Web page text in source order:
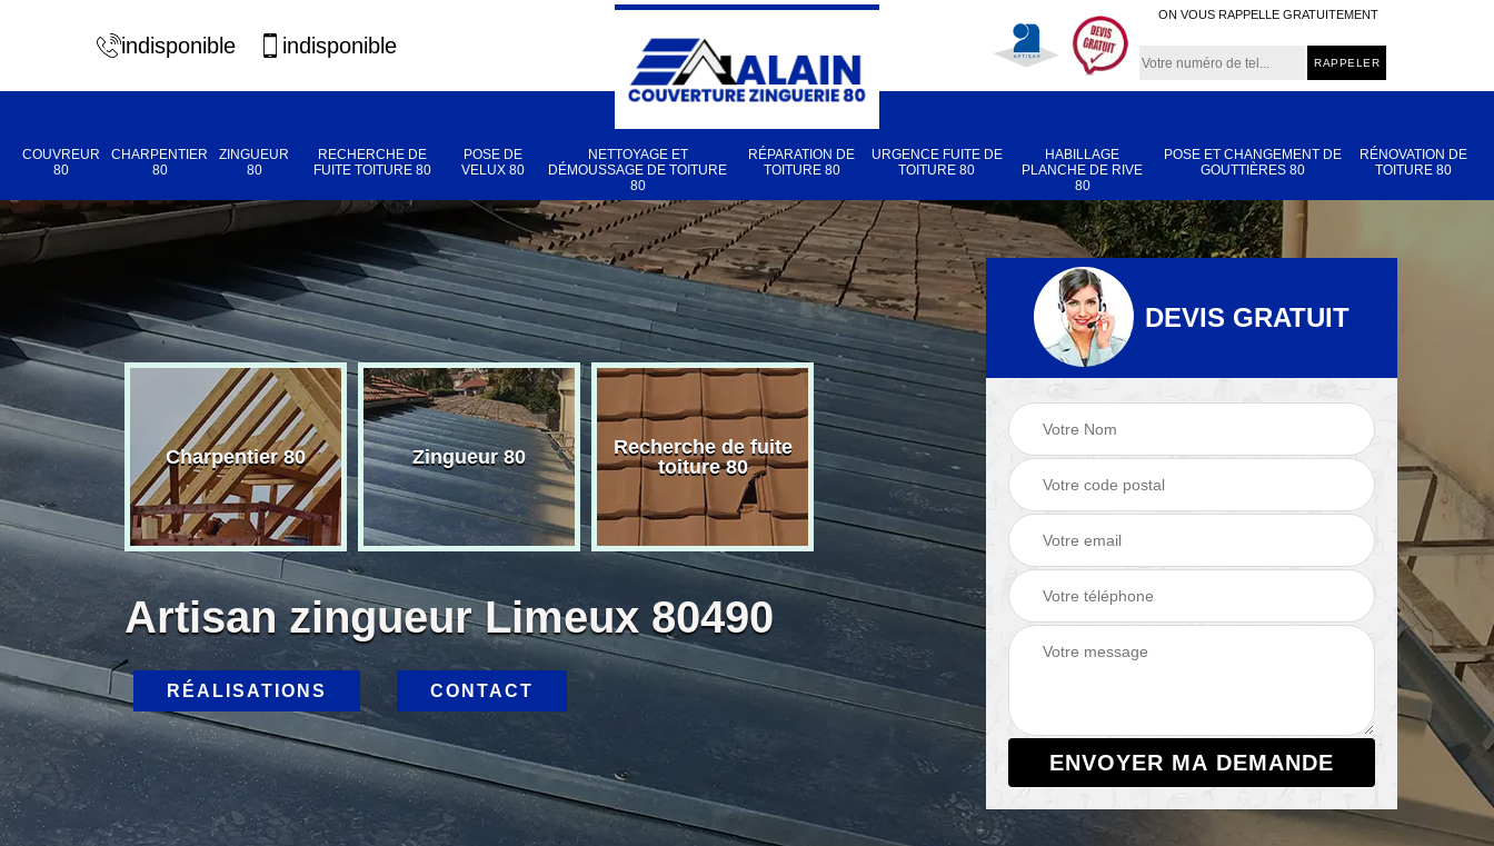
indisponible indisponible
ON VOUS RAPPELLE GRATUITEMENT
COUVREUR
80
CHARPENTIER
80
ZINGUEUR
80
RECHERCHE DE
FUITE TOITURE 80
POSE DE
VELUX 80
NETTOYAGE ET
DÉMOUSSAGE DE TOITURE
80
RÉPARATION DE
TOITURE 80
URGENCE FUITE DE
TOITURE 80
HABILLAGE
PLANCHE DE RIVE
80
POSE ET CHANGEMENT DE
GOUTTIÈRES 80
RÉNOVATION DE
TOITURE 80
80 Charpentier 80 Zingueur 80
Recherche de fuite
toiture 80
Pose de velux 80
Nettoyage et
démoussage de
toiture 80
Réparation de
toiture 80
Artisan zingueur Limeux 80490
RÉALISATIONS CONTACT
DEVIS GRATUIT